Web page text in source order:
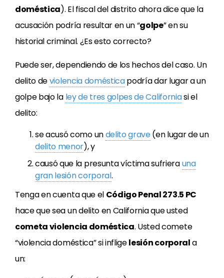
doméstica). El fiscal del distrito ahora dice que la
acusación podría resultar en un “golpe” en su
historial criminal. ¿Es esto correcto?
Puede ser, dependiendo de los hechos del caso. Un
delito deviolencia domésticapodría dar lugar a un
golpe bajo la ley de tres golpes de Californiasi el
delito:
se acusó como undelito grave(en lugar de un
delito menor), y
causó que la presunta víctima sufrierauna
gran lesión corporal.
Tenga en cuenta que el Código Penal 273.5 PC
hace que sea un delito en California que usted
cometa violencia doméstica. Usted comete
“violencia doméstica” si infligelesión corporala
un: